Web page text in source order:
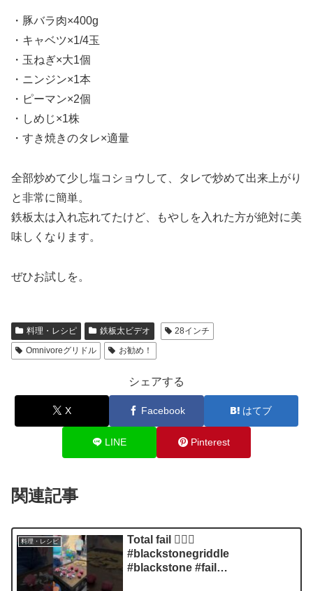
・豚バラ肉×400g
・キャベツ×1/4玉
・玉ねぎ×大1個
・ニンジン×1本
・ピーマン×2個
・しめじ×1株
・すき焼きのタレ×適量
全部炒めて少し塩コショウして、タレで炒めて出来上がり
と非常に簡単。
鉄板太は入れ忘れてたけど、もやしを入れた方が絶対に美
味しくなります。
ぜひお試しを。
料理・レシピ 鉄板太ビデオ
28インチ
Omnivoreグリドル
お勧め！
シェアする
X Facebook はてブ
LINE Pinterest
関連記事
料理・レシピ
Total fail 🤦🏻‍♀️
#blackstonegriddle
#blackstone #fail